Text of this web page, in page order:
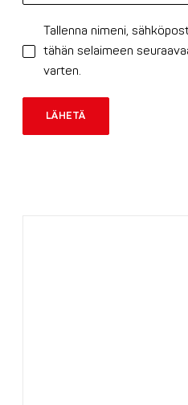
Tallenna nimeni,
tähän selaimeen
varten.